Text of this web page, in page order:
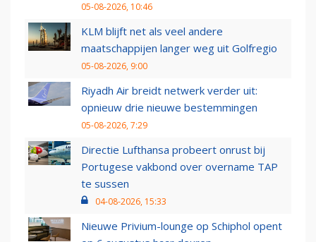
05-08-2026, 10:46
KLM blijft net als veel andere
maatschappijen langer weg uit Golfregio
05-08-2026, 9:00
Riyadh Air breidt netwerk verder uit:
opnieuw drie nieuwe bestemmingen
05-08-2026, 7:29
Directie Lufthansa probeert onrust bij
Portugese vakbond over overname TAP
te sussen
04-08-2026, 15:33
Nieuwe Privium-lounge op Schiphol opent